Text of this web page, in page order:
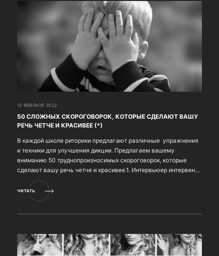
12 ФЕВРАЛЯ 2022
50 СЛОЖНЫХ СКОРОГОВОРОК, КОТОРЫЕ СДЕЛАЮТ ВАШУ
РЕЧЬ ЧЕТЧЕ И КРАСИВЕЕ (*)
В каждой школе риторики предлагают различные упражнения
и техники для улучшения дикции. Предлагаем вашему
вниманию 50 труднопроизносимых скороговорок, которые
сделают вашу речь четче и красивее.1. Интервьюер интервента
интервьюировал. 2. Жили-были три китайца: Як...
ЧИТАТЬ